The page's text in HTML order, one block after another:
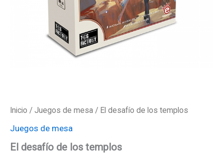
Inicio / Juegos de mesa / El desafío de los templos
Juegos de mesa
El desafío de los templos